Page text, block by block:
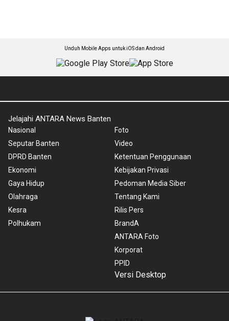
Unduh Mobile Apps untuk iOS dan Android
Jelajahi ANTARA News Banten
Nasional
Seputar Banten
DPRD Banten
Ekonomi
Gaya Hidup
Olahraga
Kesra
Polhukam
Foto
Video
Ketentuan Penggunaan
Kebijakan Privasi
Pedoman Media Siber
Tentang Kami
Rilis Pers
BrandA
ANTARA Foto
Korporat
PPID
Versi Desktop